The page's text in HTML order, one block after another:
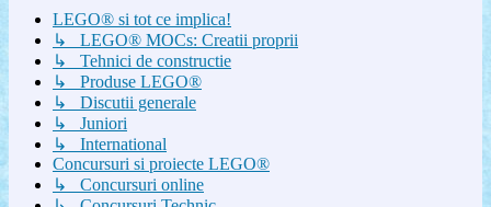
LEGO® si tot ce implica!
↳ LEGO® MOCs: Creatii proprii
↳ Tehnici de constructie
↳ Produse LEGO®
↳ Discutii generale
↳ Juniori
↳ International
Concursuri si proiecte LEGO®
↳ Concursuri online